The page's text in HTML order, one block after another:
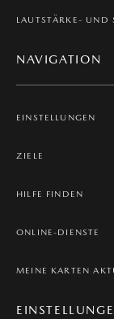
LAUTSTÄRKE- UND
NAVIGATION
EINSTELLUNGEN
ZIELE
HILFE FINDEN
ONLINE-DIENSTE
MEINE KARTEN